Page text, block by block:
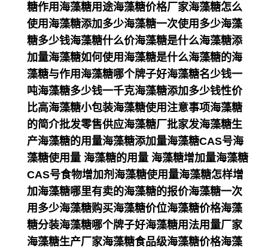
糖作用海藻糖用途海藻糖价格厂家海藻糖怎么
使用海藻糖添加多少海藻糖一次使用多少海藻
糖多少钱海藻糖什么价海藻糖是什么海藻糖添
加量海藻糖如何使用海藻糖是什么海藻糖的海
藻糖与作用海藻糖哪个牌子好海藻糖名少钱一
吨海藻糖多少钱一千克海藻糖添加多少钱性价
比高海藻糖小包装海藻糖使用注意事项海藻糖
的简介批发零售供应海藻糖厂批家发海藻糖生
产海藻糖的用量海藻糖添加量海藻糖CAS号海
藻糖使用量 海藻糖的用量 海藻糖增加量海藻糖
CAS号食物增加剂海藻糖使用量海藻糖怎样增
加海藻糖哪里有卖的海藻糖的报价海藻糖一次
用多少海藻糖购买海藻糖价位海藻糖价格海藻
糖分装海藻糖哪个牌子好海藻糖用法用量厂家
海藻糖生产厂家海藻糖食品级海藻糖价格海藻